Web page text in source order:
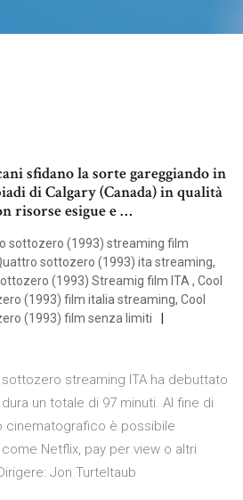
sfidano la sorte gareggiando in
di Calgary (Canada) in qualità
risorse esigue e …
sottozero (1993) streaming film
sottozero (1993) ita streaming,
(1993) Streamig film ITA , Cool
(1993) film italia streaming, Cool
(1993) film senza limiti
sottozero streaming ITA ha debuttato
un totale di 97 minuti. Al fine di
cinematografico è possibile
Netflix, pay per view o altri
Jon Turteltaub